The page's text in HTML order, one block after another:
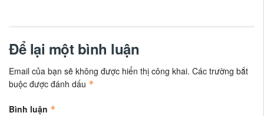
Để lại một bình luận
Email của bạn sẽ không được hiển thị công khai. Các trường bắt
buộc được đánh dấu *
Bình luận *